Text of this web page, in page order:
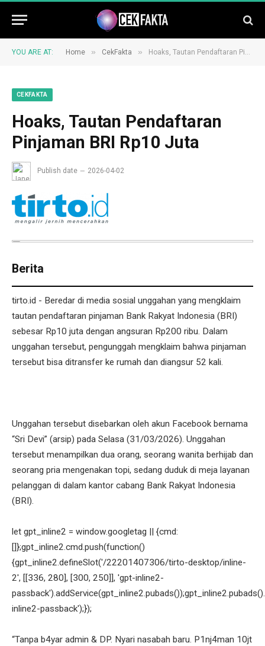
YOU ARE AT: Home » CekFakta » Hoaks, Tautan Pendaftaran Pinjaman BRI Rp10 Juta
CEKFAKTA
Hoaks, Tautan Pendaftaran
Pinjaman BRI Rp10 Juta
Publish date 2026-04-02
Berita
tirto.id - Beredar di media sosial unggahan yang mengklaim
tautan pendaftaran pinjaman Bank Rakyat Indonesia (BRI)
sebesar Rp10 juta dengan angsuran Rp200 ribu. Dalam
unggahan tersebut, pengunggah mengklaim bahwa pinjaman
tersebut bisa ditransfer ke rumah dan diangsur 52 kali.
Unggahan tersebut disebarkan oleh akun Facebook bernama
“Sri Devi” (arsip) pada Selasa (31/03/2026). Unggahan
tersebut menampilkan dua orang, seorang wanita berhijab dan
seorang pria mengenakan topi, sedang duduk di meja layanan
pelanggan di dalam kantor cabang Bank Rakyat Indonesia
(BRI).
let gpt_inline2 = window.googletag || {cmd:
[]};gpt_inline2.cmd.push(function()
{gpt_inline2.defineSlot('/22201407306/tirto-desktop/inline-
2', [[336, 280], [300, 250]], 'gpt-inline2-
inline2-passback');});
“Tanpa b4yar admin & DP. Nyari nasabah baru. P1nj4man 10jt